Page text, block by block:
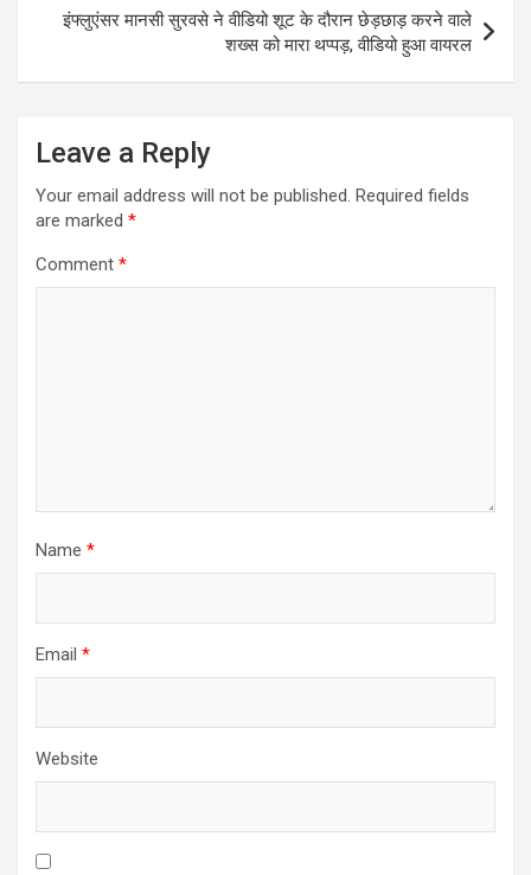
इंफ्लुएंसर मानसी सुरवसे ने वीडियो शूट के दौरान छेड़छाड़ करने वाले
शख्स को मारा थप्पड़, वीडियो हुआ वायरल
Leave a Reply
Your email address will not be published. Required fields
are marked *
Comment *
Name *
Email *
Website